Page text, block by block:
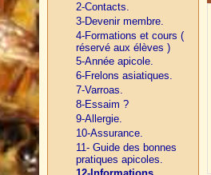
2-Contacts.
3-Devenir membre.
4-Formations et cours (
réservé aux élèves )
5-Année apicole.
6-Frelons asiatiques.
7-Varroas.
8-Essaim ?
9-Allergie.
10-Assurance.
11- Guide des bonnes
pratiques apicoles.